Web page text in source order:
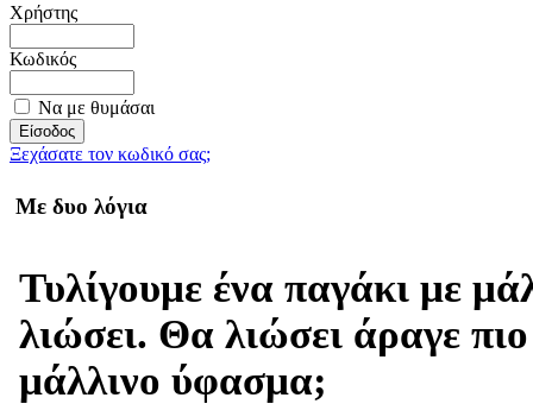
Χρήστης
Κωδικός
Να με θυμάσαι
Ξεχάσατε τον κωδικό σας;
Με δυο λόγια
Τυλίγουμε ένα παγάκι με
λιώσει. Θα λιώσει άραγε
μάλλινο ύφασμα;